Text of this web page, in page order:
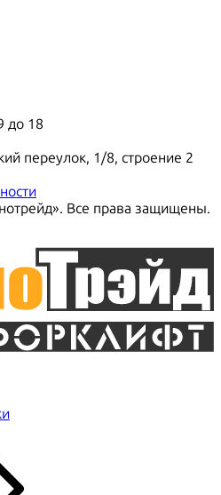
до 18
переулок, 1/8, строение 2
Все права защищены.